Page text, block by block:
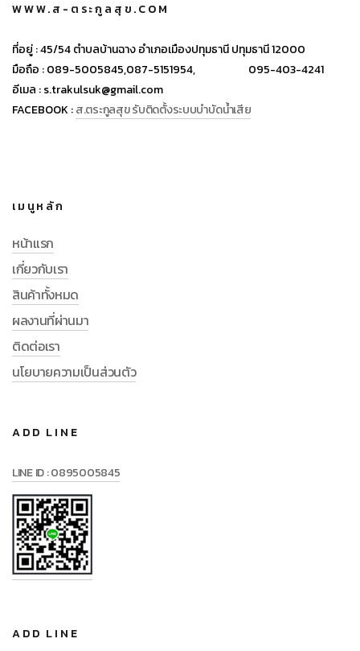
WWW.ส-ตระกูลสุข.COM
ที่อยู่ :45/54 ตำบลบ้านฉาง อำเภอเมืองปทุมธานี ปทุมธานี 12000
มือถือ :089-5005845,087-5151954, 095-403-4241
อีเมล :s.trakulsuk@gmail.com
FACEBOOK :ส.ตระกูลสุข รับติดตั้งระบบบำบัดน้ำเสีย
เมนูหลัก
หน้าแรก
เกี่ยวกับเรา
สินค้าทั้งหมด
ผลงานที่ผ่านมา
ติดต่อเรา
นโยบายความเป็นส่วนตัว
ADD LINE
LINE ID : 0895005845
ADD LINE